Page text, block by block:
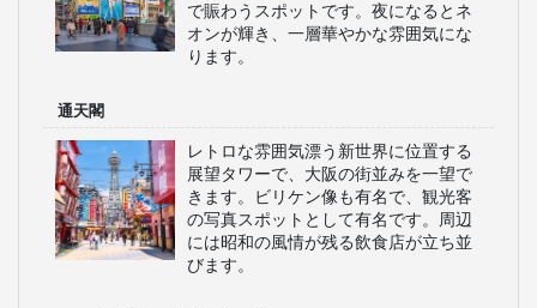
で賑わうスポットです。夜になるとネ
オンが輝き、一層華やかな雰囲気にな
ります。
通天閣
レトロな雰囲気漂う新世界に位置する
展望タワーで、大阪の街並みを一望で
きます。ビリケン像も有名で、観光客
の写真スポットとして有名です。周辺
には昭和の風情が残る飲食店が立ち並
びます。